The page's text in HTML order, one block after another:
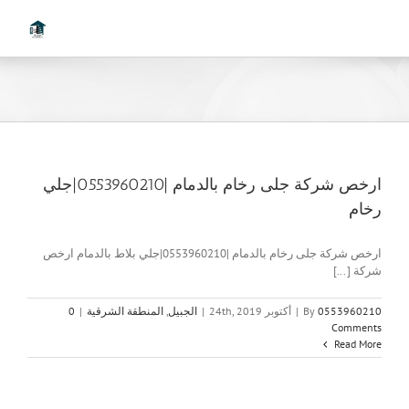
ارخص شركة جلى رخام بالدمام |0553960210|جلي
رخام
ارخص شركة جلى رخام بالدمام |0553960210|جلي بلاط بالدمام ارخص
شركة [...]
By 0553960210
| أكتوبر 24th, 2019 | الجبيل المنطقة الشرقية |
0
Comments
Read More